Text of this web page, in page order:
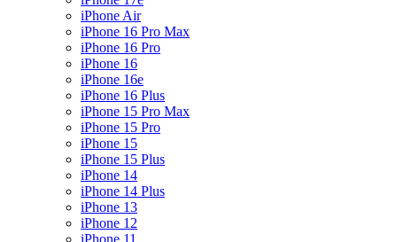
iPhone Air
iPhone 16 Pro Max
iPhone 16 Pro
iPhone 16
iPhone 16e
iPhone 16 Plus
iPhone 15 Pro Max
iPhone 15 Pro
iPhone 15
iPhone 15 Plus
iPhone 14
iPhone 14 Plus
iPhone 13
iPhone 12